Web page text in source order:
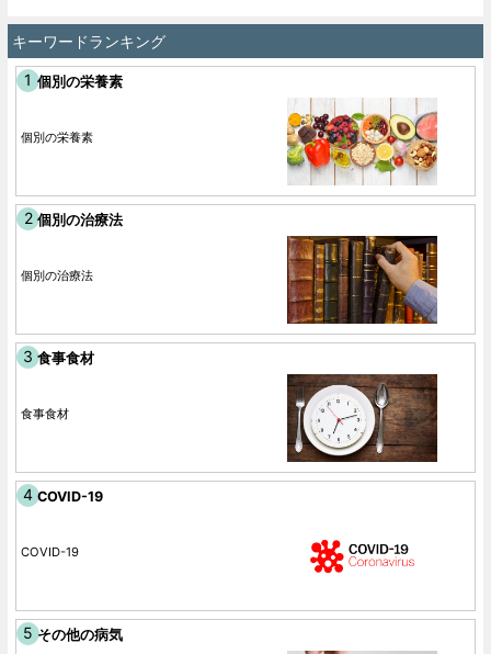
キーワードランキング
個別の栄養素
個別の栄養素
個別の治療法
個別の治療法
食事食材
食事食材
COVID-19
COVID-19
その他の病気